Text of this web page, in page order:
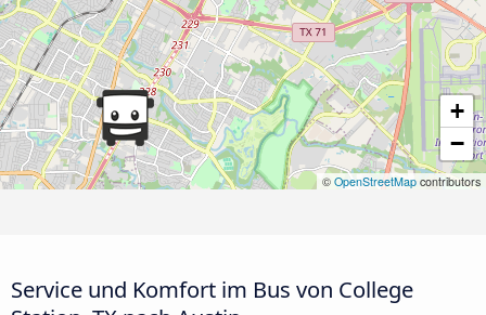
+
−
© OpenStreetMap contributors
Service und Komfort im Bus von College